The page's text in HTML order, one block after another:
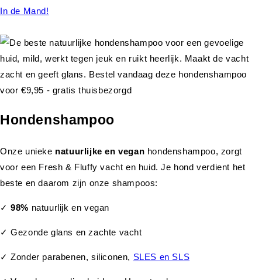
In de Mand!
Hondenshampoo
Onze unieke natuurlijke en vegan hondenshampoo, zorgt
voor een Fresh & Fluffy vacht en huid. Je hond verdient het
beste en daarom zijn onze shampoos:
✓98% natuurlijk en vegan
✓ Gezonde glans en zachte vacht
✓ Zonder parabenen, siliconen, SLES en SLS